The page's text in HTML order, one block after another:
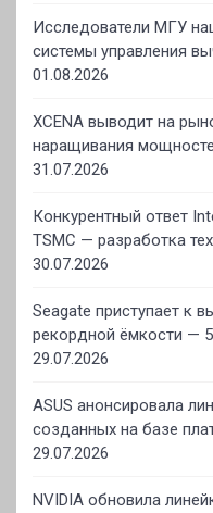
Исследователи МГУ
системы управления
01.08.2026
XCENA выводит на
наращивания
31.07.2026
Конкурентный ответ
TSMC — разработка
30.07.2026
Seagate приступает к
рекордной ёмкости —
29.07.2026
ASUS анонсировала
созданных на базе
29.07.2026
NVIDIA обновила